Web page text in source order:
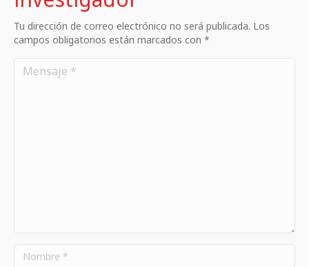
Tu dirección de correo electrónico no será publicada. Los
campos obligatorios están marcados con *